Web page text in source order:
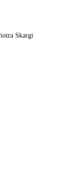
Skargi